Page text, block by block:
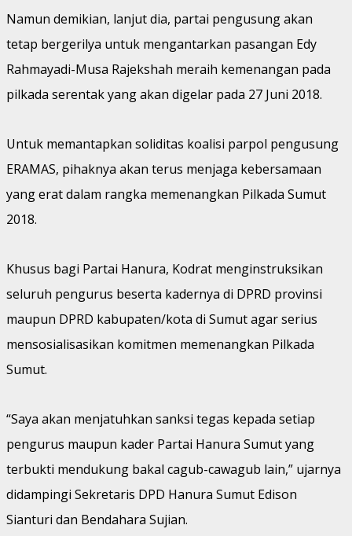
Namun demikian, lanjut dia, partai pengusung akan
tetap bergerilya untuk mengantarkan pasangan Edy
Rahmayadi-Musa Rajekshah meraih kemenangan pada
pilkada serentak yang akan digelar pada 27 Juni 2018.
Untuk memantapkan soliditas koalisi parpol pengusung
ERAMAS, pihaknya akan terus menjaga kebersamaan
yang erat dalam rangka memenangkan Pilkada Sumut
2018.
Khusus bagi Partai Hanura, Kodrat menginstruksikan
seluruh pengurus beserta kadernya di DPRD provinsi
maupun DPRD kabupaten/kota di Sumut agar serius
mensosialisasikan komitmen memenangkan Pilkada
Sumut.
“Saya akan menjatuhkan sanksi tegas kepada setiap
pengurus maupun kader Partai Hanura Sumut yang
terbukti mendukung bakal cagub-cawagub lain,” ujarnya
didampingi Sekretaris DPD Hanura Sumut Edison
Sianturi dan Bendahara Sujian.